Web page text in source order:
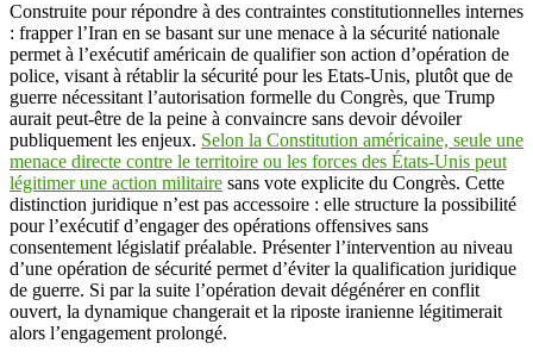
Construite pour répondre à des contraintes constitutionnelles internes
: frapper l’Iran en se basant sur une menace à la sécurité nationale
permet à l’exécutif américain de qualifier son action d’opération de
police, visant à rétablir la sécurité pour les Etats-Unis, plutôt que de
guerre nécessitant l’autorisation formelle du Congrès, que Trump
aurait peut-être de la peine à convaincre sans devoir dévoiler
publiquement les enjeux. Selon la Constitution américaine, seule une
menace directe contre le territoire ou les forces des États-Unis peut
légitimer une action militaire sans vote explicite du Congrès. Cette
distinction juridique n’est pas accessoire : elle structure la possibilité
pour l’exécutif d’engager des opérations offensives sans
consentement législatif préalable. Présenter l’intervention au niveau
d’une opération de sécurité permet d’éviter la qualification juridique
de guerre. Si par la suite l’opération devait dégénérer en conflit
ouvert, la dynamique changerait et la riposte iranienne légitimerait
alors l’engagement prolongé.